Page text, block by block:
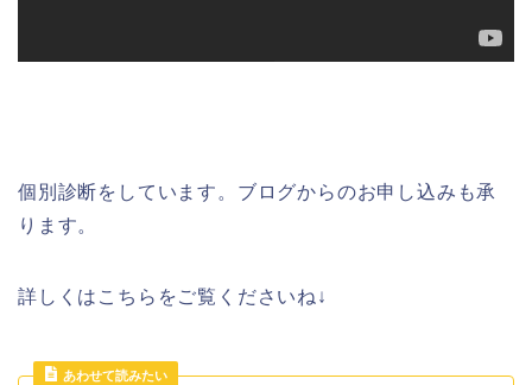
個別診断をしています。ブログからのお申し込みも承
ります。
詳しくはこちらをご覧くださいね↓